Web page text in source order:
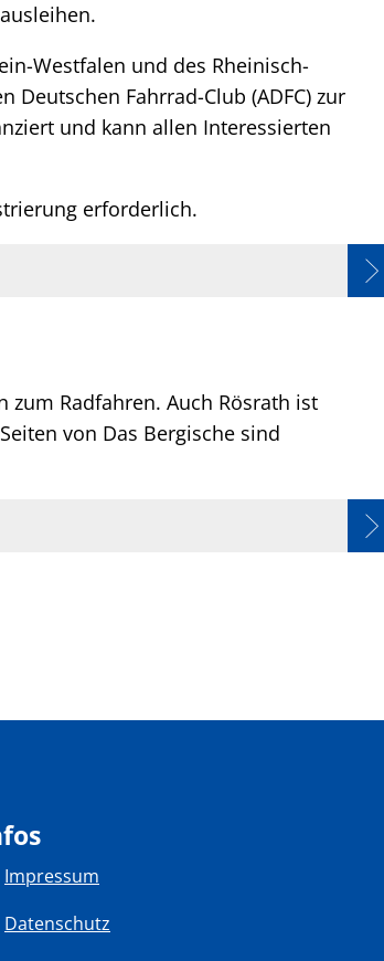
Westfalen und des Rheinisch-
Fahrrad-Club (ADFC) zur
und kann allen Interessierten
erforderlich.
zum Radfahren. Auch Rösrath ist
von Das Bergische sind
Impressum
Datenschutz